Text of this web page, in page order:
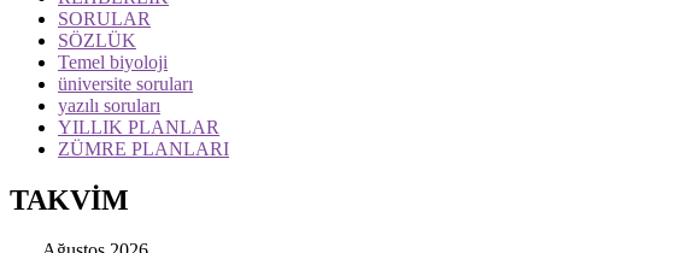
SORULAR
SÖZLÜK
Temel biyoloji
üniversite soruları
yazılı soruları
YILLIK PLANLAR
ZÜMRE PLANLARI
TAKVİM